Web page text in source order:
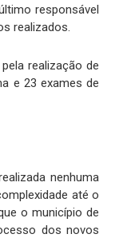
responsável
realizados.
realização de
e 23 exames de
nenhuma
até o
o município de
dos novos